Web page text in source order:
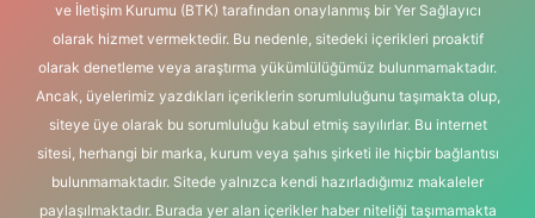
ve İletişim Kurumu (BTK) tarafından onaylanmış bir Yer Sağlayıcı
olarak hizmet vermektedir. Bu nedenle, sitedeki içerikleri proaktif
olarak denetleme veya araştırma yükümlülüğümüz bulunmamaktadır.
Ancak, üyelerimiz yazdıkları içeriklerin sorumluluğunu taşımakta olup,
siteye üye olarak bu sorumluluğu kabul etmiş sayılırlar. Bu internet
sitesi, herhangi bir marka, kurum veya şahıs şirketi ile hiçbir bağlantısı
bulunmamaktadır. Sitede yalnızca kendi hazırladığımız makaleler
paylaşılmaktadır. Burada yer alan içerikler haber niteliği taşımamakta